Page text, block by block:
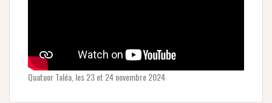
Quatuor Taléa, les 23 et 24 novembre 2024